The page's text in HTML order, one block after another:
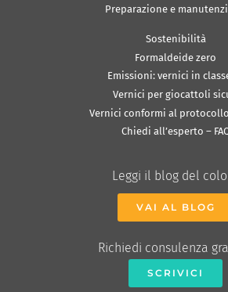
Preparazione e
Sostenibilità
Formaldeide zero
Emissioni: vernici in
Vernici per giocattoli
Vernici conformi al protocollo
Chiedi all’esperto –
Leggi il blog del
VAI AL BLOG
Richiedi consulenza
SCRIVICI